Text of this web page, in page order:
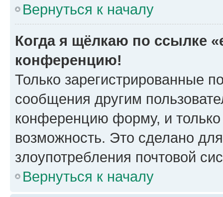
Вернуться к началу
Когда я щёлкаю по ссылке
конференцию!
Только зарегистрированные
сообщения другим
конференцию форму, и
возможность. Это сделано
злоупотребления почтовой
Вернуться к началу